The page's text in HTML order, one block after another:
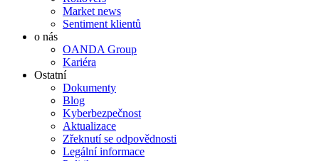
Market news
Sentiment klientů
o nás
OANDA Group
Kariéra
Ostatní
Dokumenty
Blog
Kyberbezpečnost
Aktualizace
Zřeknutí se odpovědnosti
Legální informace